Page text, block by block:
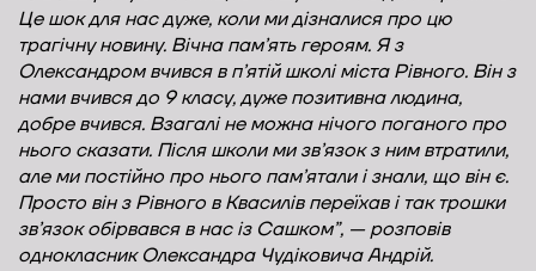
Це шок для нас дуже, коли ми дізналися про цю
трагічну новину. Вічна пам’ять героям. Я з
Олександром вчився в п’ятій школі міста Рівного. Він з
нами вчився до 9 класу, дуже позитивна людина,
добре вчився. Взагалі не можна нічого поганого про
нього сказати. Після школи ми зв’язок з ним втратили,
але ми постійно про нього пам’ятали і знали, що він є.
Просто він з Рівного в Квасилів переїхав і так трошки
зв’язок обірвався в нас із Сашком”, — розповів
однокласник Олександра Чудіковича Андрій.